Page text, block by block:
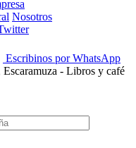
Nosotros
Escribinos por WhatsApp
- Libros y café